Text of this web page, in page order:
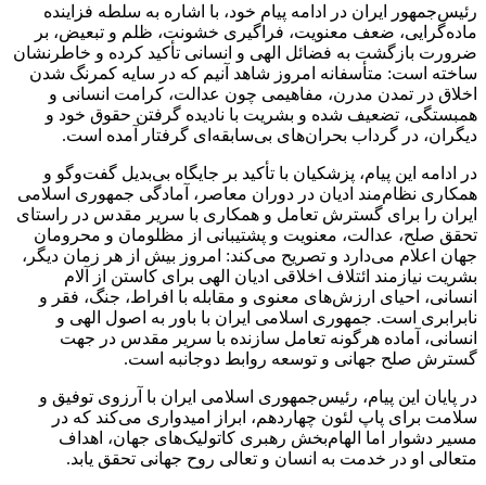
رئیس‌جمهور ایران در ادامه پیام خود، با اشاره به سلطه فزاینده
ماده‌گرایی، ضعف معنویت، فراگیری خشونت، ظلم و تبعیض، بر
ضرورت بازگشت به فضائل الهی و انسانی تأکید کرده و خاطرنشان
ساخته است: متأسفانه امروز شاهد آنیم که در سایه کمرنگ شدن
اخلاق در تمدن مدرن، مفاهیمی چون عدالت، کرامت انسانی و
همبستگی، تضعیف شده و بشریت با نادیده گرفتن حقوق خود و
دیگران، در گرداب بحران‌های بی‌سابقه‌ای گرفتار آمده است.
در ادامه این پیام، پزشکیان با تأکید بر جایگاه بی‌بدیل گفت‌وگو و
همکاری نظام‌مند ادیان در دوران معاصر، آمادگی جمهوری اسلامی
ایران را برای گسترش تعامل و همکاری با سریر مقدس در راستای
تحقق صلح، عدالت، معنویت و پشتیبانی از مظلومان و محرومان
جهان اعلام می‌دارد و تصریح می‌کند: امروز بیش از هر زمان دیگر،
بشریت نیازمند ائتلاف اخلاقی ادیان الهی برای کاستن از آلام
انسانی، احیای ارزش‌های معنوی و مقابله با افراط، جنگ، فقر و
نابرابری است. جمهوری اسلامی ایران با باور به اصول الهی و
انسانی، آماده هرگونه تعامل سازنده با سریر مقدس در جهت
گسترش صلح جهانی و توسعه روابط دوجانبه است.
در پایان این پیام، رئیس‌جمهوری اسلامی ایران با آرزوی توفیق و
سلامت برای پاپ لئون چهاردهم، ابراز امیدواری می‌کند که در
مسیر دشوار اما الهام‌بخش رهبری کاتولیک‌های جهان، اهداف
متعالی او در خدمت به انسان و تعالی روح جهانی تحقق یابد.